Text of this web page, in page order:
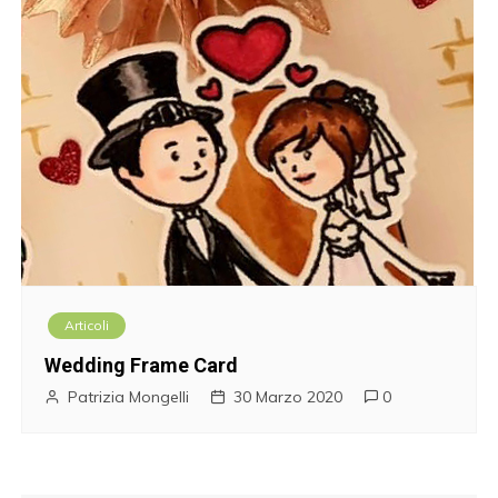
Articoli
Wedding Frame Card
Patrizia Mongelli 30 Marzo 2020 0